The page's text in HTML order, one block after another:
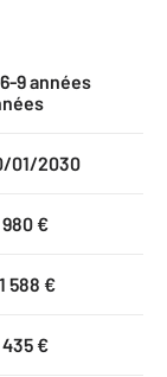
9 années
01/2030
980 €
588 €
435 €